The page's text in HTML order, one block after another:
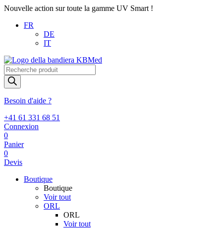
Nouvelle action sur toute la gamme UV Smart !
FR
DE
IT
Recherche
de
produits
Besoin d'aide ?
+41 61 331 68 51
Connexion
0
Panier
0
Devis
Boutique
Boutique
Voir tout
ORL
ORL
Voir tout